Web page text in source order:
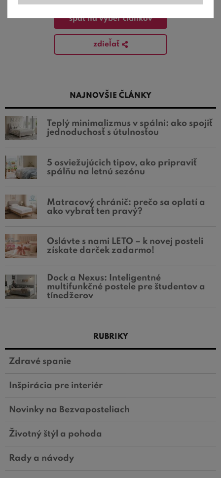
späť na výber článkov
zdieľať
NAJNOVŠIE ČLÁNKY
Teplý minimalizmus v spálni: ako spojiť
jednoduchosť s útulnosťou
5 osviežujúcich tipov, ako pripraviť
spálňu na letnú sezónu
Matracový chránič: prečo sa oplatí a
ako vybrať ten pravý?
Oslávte s nami LETO – k novej posteli
získate darček zadarmo!
Dock a Nexus: Inteligentné
multifunkčné postele pre študentov a
tínedžerov
RUBRIKY
Zdravé spanie
Inšpirácia pre interiér
Novinky na Bezvaposteliach
Životný štýl a pohoda
Rady a návody